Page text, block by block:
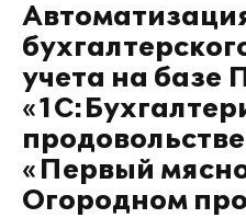
учета на базе
«Первый
Огородном